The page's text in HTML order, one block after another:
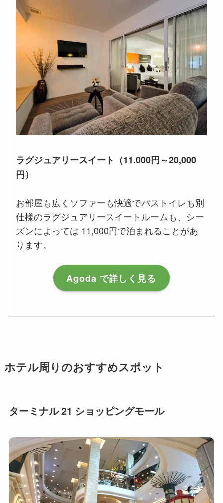
ラグジュアリースイート（11.000円～20,000
円）
お部屋も広くソファーも快適でバストイレも別
仕様のラグジュアリースイートルームも、シー
ズンによっては 11,000円で泊まれることがあ
ります。
Agoda で詳しく見る
ホテル周りのおすすめスポット
ターミナル 21 ショッピングモール